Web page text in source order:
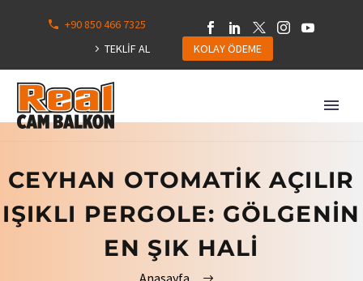
+90 850 466 7325
TEKLİF AL
KOLAY ÖDEME
CEYHAN OTOMATIK AÇILIR
IŞIKLI PERGOLE: GÖLGENIN
EN ŞIK HALI
Anasayfa
113
Hepsini
Göster